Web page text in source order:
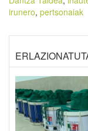
irunero, pertsonaiak